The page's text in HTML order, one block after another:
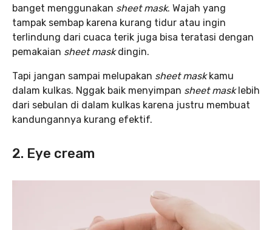
banget menggunakan sheet mask. Wajah yang
tampak sembap karena kurang tidur atau ingin
terlindung dari cuaca terik juga bisa teratasi dengan
pemakaian sheet maskdingin.
Tapi jangan sampai melupakan sheet maskkamu
dalam kulkas. Nggak baik menyimpan sheet masklebih
dari sebulan di dalam kulkas karena justru membuat
kandungannya kurang efektif.
2. Eye cream